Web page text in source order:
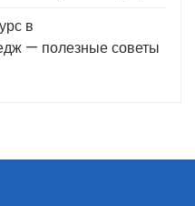
в
— полезные советы